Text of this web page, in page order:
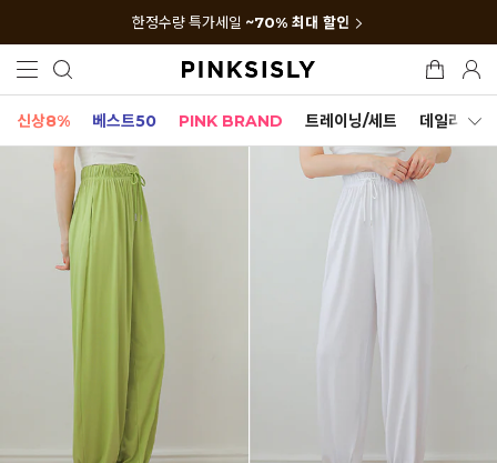
한정수량 특가세일 ~70% 최대 할인
신상8% 베스트50 PINK BRAND 트레이닝/세트 데일리세트